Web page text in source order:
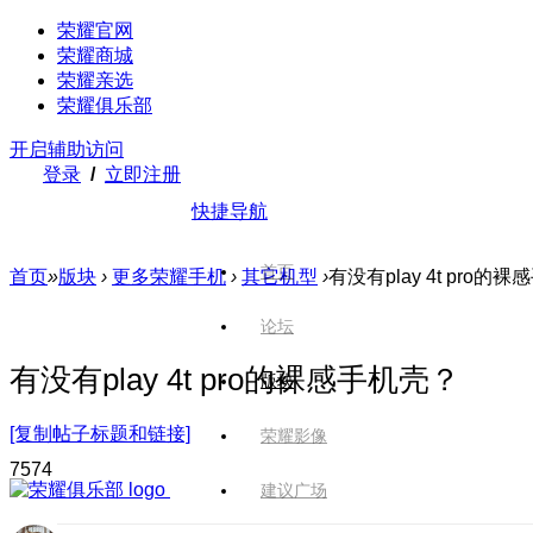
荣耀官网
荣耀商城
荣耀亲选
荣耀俱乐部
开启辅助访问
登录 / 立即注册
快捷导航
首页
论坛
版块
荣耀影像
建议广场
首页»版块 › 更多荣耀手机 › 其它机型 ›有没有play 4t pro的裸感
有没有play 4t pro的裸感手机壳？
[复制帖子标题和链接]
7574